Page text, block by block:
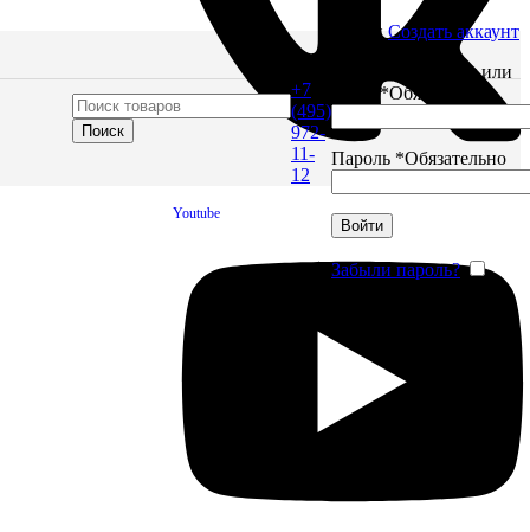
Youtube
Поиск
+7
(495)
972-
11-
12
ВойтиСоздать аккаунт
Имя пользователя или
*Обязательно
Пароль *Обязательно
Войти
Забыли пароль?